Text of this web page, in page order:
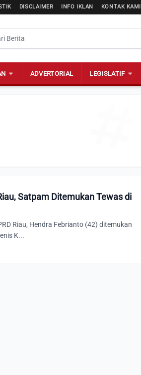
DISCLAIMER INFO IKLAN KONTAK KAMI
ADVERTORIAL LEGISLATIF
Satpam Ditemukan Tewas di
Riau, Hendra Febrianto (42) ditemukan
K...